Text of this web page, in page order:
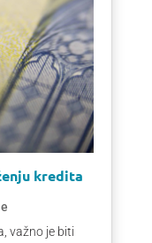
kredita
važno je biti